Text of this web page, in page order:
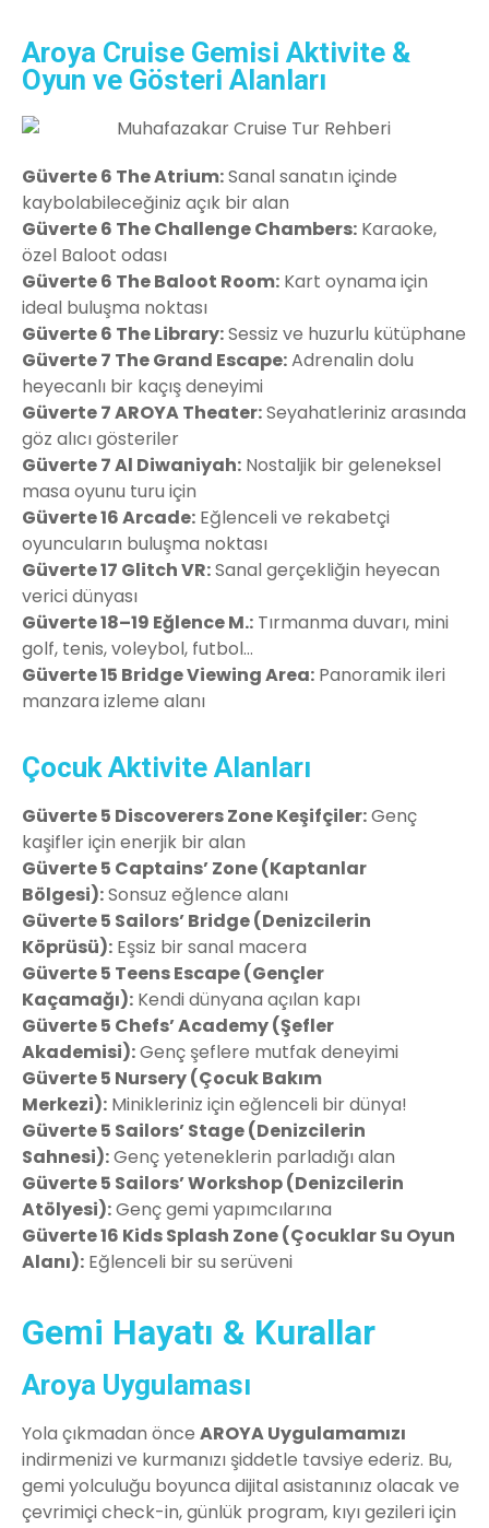
Aroya Cruise Gemisi Aktivite &
Oyun ve Gösteri Alanları
Güverte 6 The Atrium:Sanal sanatın içinde
kaybolabileceğiniz açık bir alan
Güverte 6 The Challenge Chambers: Karaoke,
özel Baloot odası
Güverte 6 The Baloot Room: Kart oynama için
ideal buluşma noktası
Güverte 6 The Library:Sessiz ve huzurlu kütüphane
Güverte 7 The Grand Escape:Adrenalin dolu
heyecanlı bir kaçış deneyimi
Güverte 7 AROYA Theater:Seyahatleriniz arasında
göz alıcı gösteriler
Güverte 7 Al Diwaniyah: Nostaljik bir geleneksel
masa oyunu turu için
Güverte 16 Arcade: Eğlenceli ve rekabetçi
oyuncuların buluşma noktası
Güverte 17 Glitch VR:Sanal gerçekliğin heyecan
verici dünyası
Güverte 18–19 Eğlence M.: Tırmanma duvarı, mini
golf, tenis, voleybol, futbol…
Güverte 15 Bridge Viewing Area: Panoramik ileri
manzara izleme alanı
Çocuk Aktivite Alanları
Güverte 5 Discoverers Zone Keşifçiler:Genç
kaşifler için enerjik bir alan
Güverte 5 Captains’ Zone (Kaptanlar
Bölgesi):Sonsuz eğlence alanı
Güverte 5 Sailors’ Bridge (Denizcilerin
Köprüsü): Eşsiz bir sanal macera
Güverte 5 Teens Escape (Gençler
Kaçamağı): Kendi dünyana açılan kapı
Güverte 5 Chefs’ Academy (Şefler
Akademisi):Genç şeflere mutfak deneyimi
Güverte 5 Nursery (Çocuk Bakım
Merkezi): Minikleriniz için eğlenceli bir dünya!
Güverte 5 Sailors’ Stage (Denizcilerin
Sahnesi):Genç yeteneklerin parladığı alan
Güverte 5 Sailors’ Workshop (Denizcilerin
Atölyesi):Genç gemi yapımcılarına
Güverte 16 Kids Splash Zone (Çocuklar Su Oyun
Alanı): Eğlenceli bir su serüveni
Gemi Hayatı & Kurallar
Aroya Uygulaması
Yola çıkmadan önce AROYA Uygulamamızı
indirmenizi ve kurmanızı şiddetle tavsiye ederiz. Bu,
gemi yolculuğu boyunca dijital asistanınız olacak ve
çevrimiçi check-in, günlük program, kıyı gezileri için